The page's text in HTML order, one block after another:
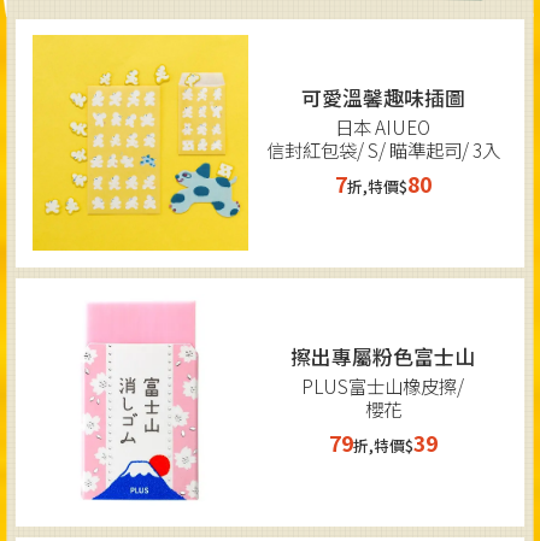
可愛溫馨趣味插圖
日本 AIUEO
信封紅包袋/ S/ 瞄準起司/ 3入
7折,特價$80
擦出專屬粉色富士山
PLUS富士山橡皮擦/
櫻花
79折,特價$39